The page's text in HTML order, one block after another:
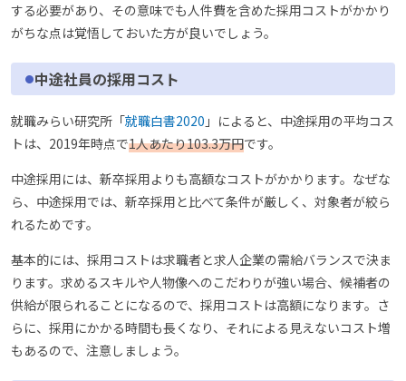
する必要があり、その意味でも人件費を含めた採用コストがかかり
がちな点は覚悟しておいた方が良いでしょう。
中途社員の採用コスト
就職みらい研究所「就職白書2020 」によると、中途採用の平均コス
トは、2019年時点で1人あたり103.3万円です。
中途採用には、新卒採用よりも高額なコストがかかります。なぜな
ら、中途採用では、新卒採用と比べて条件が厳しく、対象者が絞ら
れるためです。
基本的には、採用コストは求職者と求人企業の需給バランスで決ま
ります。求めるスキルや人物像へのこだわりが強い場合、候補者の
供給が限られることになるので、採用コストは高額になります。さ
らに、採用にかかる時間も長くなり、それによる見えないコスト増
もあるので、注意しましょう。